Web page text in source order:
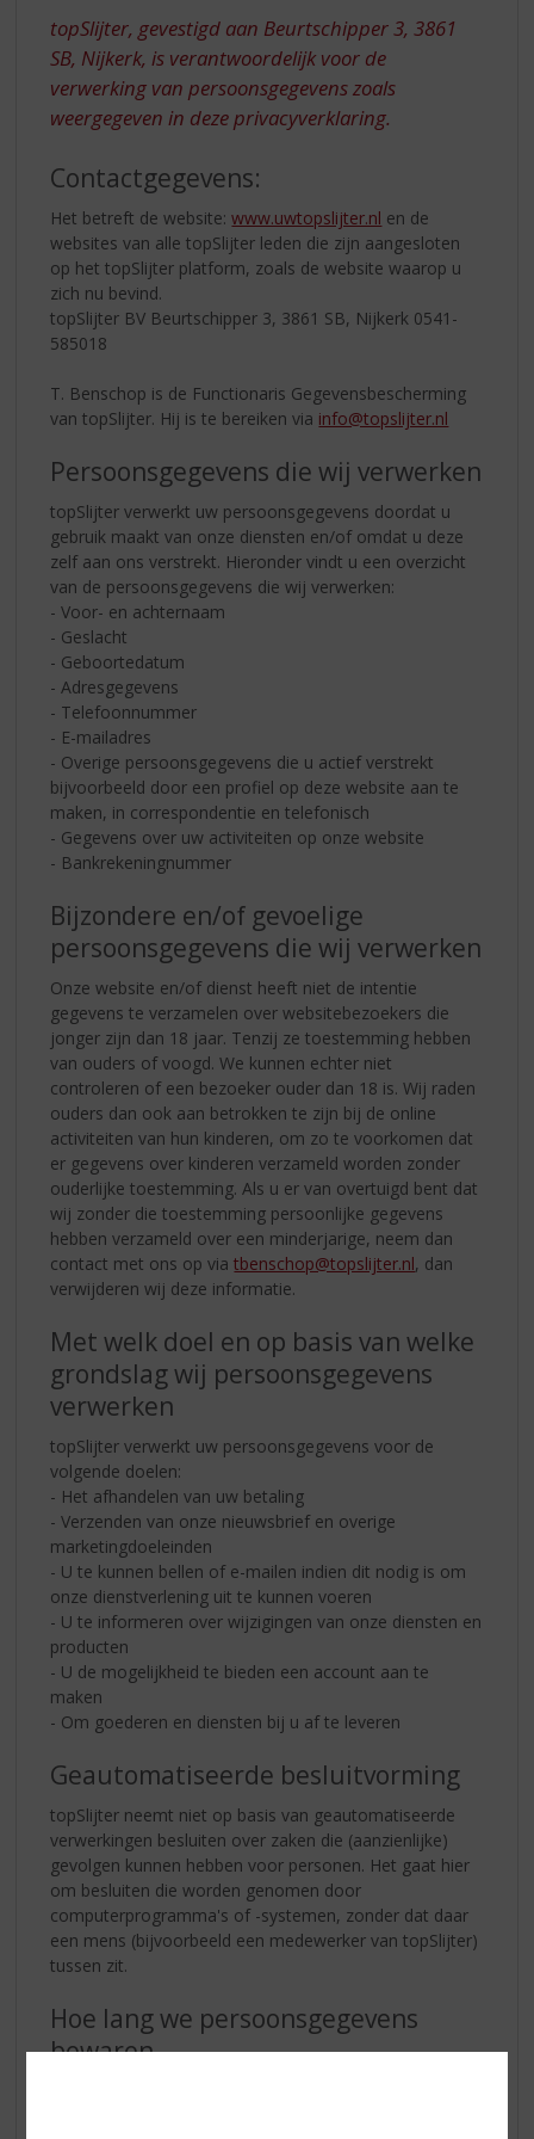
topSlijter, gevestigd aan Beurtschipper 3, 3861
SB, Nijkerk, is verantwoordelijk voor de
verwerking van persoonsgegevens zoals
weergegeven in deze privacyverklaring.
Contactgegevens:
Het betreft de website:www.uwtopslijter.nl en de
websites van alle topSlijter leden die zijn aangesloten
op het topSlijter platform, zoals de website waarop u
zich nu bevind.
topSlijter BV Beurtschipper 3, 3861 SB, Nijkerk 0541-
585018
T. Benschop is de Functionaris Gegevensbescherming
van topSlijter. Hij is te bereiken via info@topslijter.nl
Persoonsgegevens die wij verwerken
topSlijter verwerkt uw persoonsgegevens doordat u
gebruik maakt van onze diensten en/of omdat u deze
zelf aan ons verstrekt. Hieronder vindt u een overzicht
van de persoonsgegevens die wij verwerken:
- Voor- en achternaam
- Geslacht
- Geboortedatum
- Adresgegevens
- Telefoonnummer
- E-mailadres
- Overige persoonsgegevens die u actief verstrekt
bijvoorbeeld door een profiel op deze website aan te
maken, in correspondentie en telefonisch
- Gegevens over uw activiteiten op onze website
- Bankrekeningnummer
Bijzondere en/of gevoelige
persoonsgegevens die wij verwerken
Onze website en/of dienst heeft niet de intentie
gegevens te verzamelen over websitebezoekers die
jonger zijn dan 18 jaar. Tenzij ze toestemming hebben
van ouders of voogd. We kunnen echter niet
controleren of een bezoeker ouder dan 18 is. Wij raden
ouders dan ook aan betrokken te zijn bij de online
activiteiten van hun kinderen, om zo te voorkomen dat
er gegevens over kinderen verzameld worden zonder
ouderlijke toestemming. Als u er van overtuigd bent dat
wij zonder die toestemming persoonlijke gegevens
hebben verzameld over een minderjarige, neem dan
contact met ons op viatbenschop@topslijter.nl, dan
verwijderen wij deze informatie.
Met welk doel en op basis van welke
grondslag wij persoonsgegevens
verwerken
topSlijter verwerkt uw persoonsgegevens voor de
volgende doelen:
- Het afhandelen van uw betaling
- Verzenden van onze nieuwsbrief en overige
marketingdoeleinden
- U te kunnen bellen of e-mailen indien dit nodig is om
onze dienstverlening uit te kunnen voeren
- U te informeren over wijzigingen van onze diensten en
producten
- U de mogelijkheid te bieden een account aan te
maken
- Om goederen en diensten bij u af te leveren
Geautomatiseerde besluitvorming
topSlijter neemt niet op basis van geautomatiseerde
verwerkingen besluiten over zaken die (aanzienlijke)
gevolgen kunnen hebben voor personen. Het gaat hier
om besluiten die worden genomen door
computerprogramma's of -systemen, zonder dat daar
een mens (bijvoorbeeld een medewerker van topSlijter)
tussen zit.
Hoe lang we persoonsgegevens
bewaren